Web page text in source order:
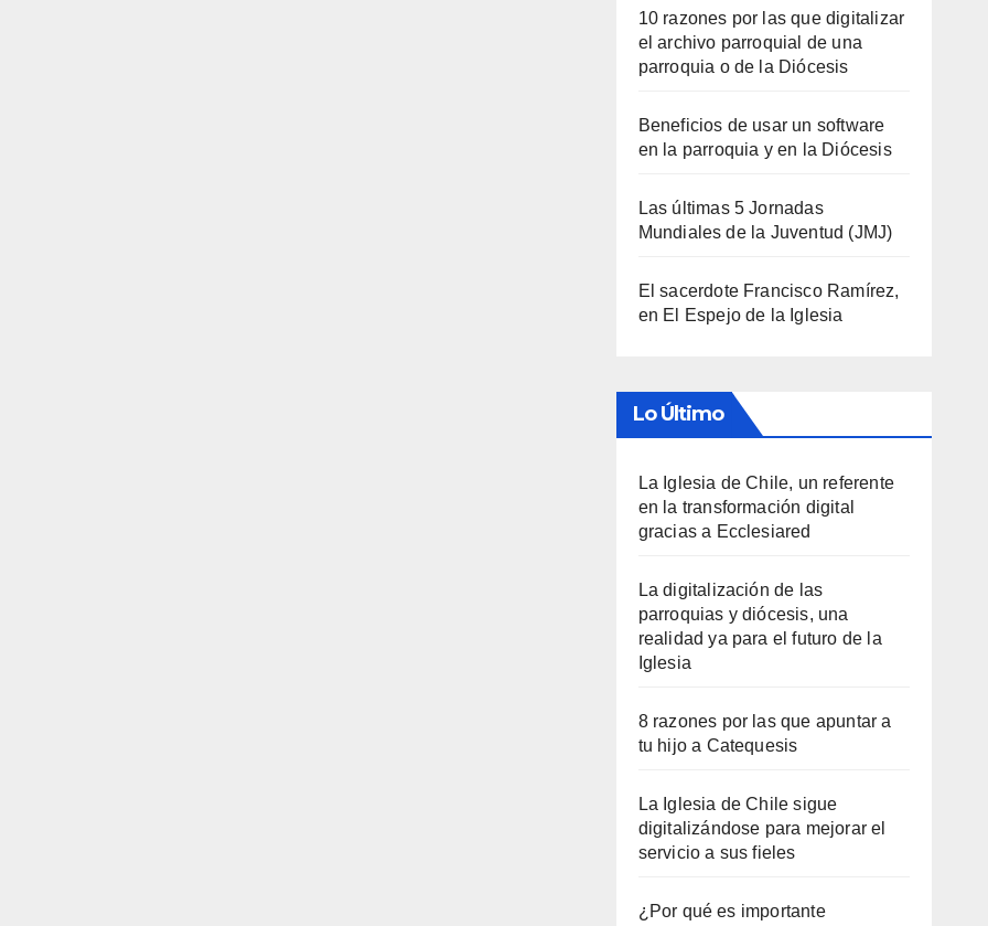
10 razones por las que digitalizar
el archivo parroquial de una
parroquia o de la Diócesis
Beneficios de usar un software
en la parroquia y en la Diócesis
Las últimas 5 Jornadas
Mundiales de la Juventud (JMJ)
El sacerdote Francisco Ramírez,
en El Espejo de la Iglesia
Lo Último
La Iglesia de Chile, un referente
en la transformación digital
gracias a Ecclesiared
La digitalización de las
parroquias y diócesis, una
realidad ya para el futuro de la
Iglesia
8 razones por las que apuntar a
tu hijo a Catequesis
La Iglesia de Chile sigue
digitalizándose para mejorar el
servicio a sus fieles
¿Por qué es importante